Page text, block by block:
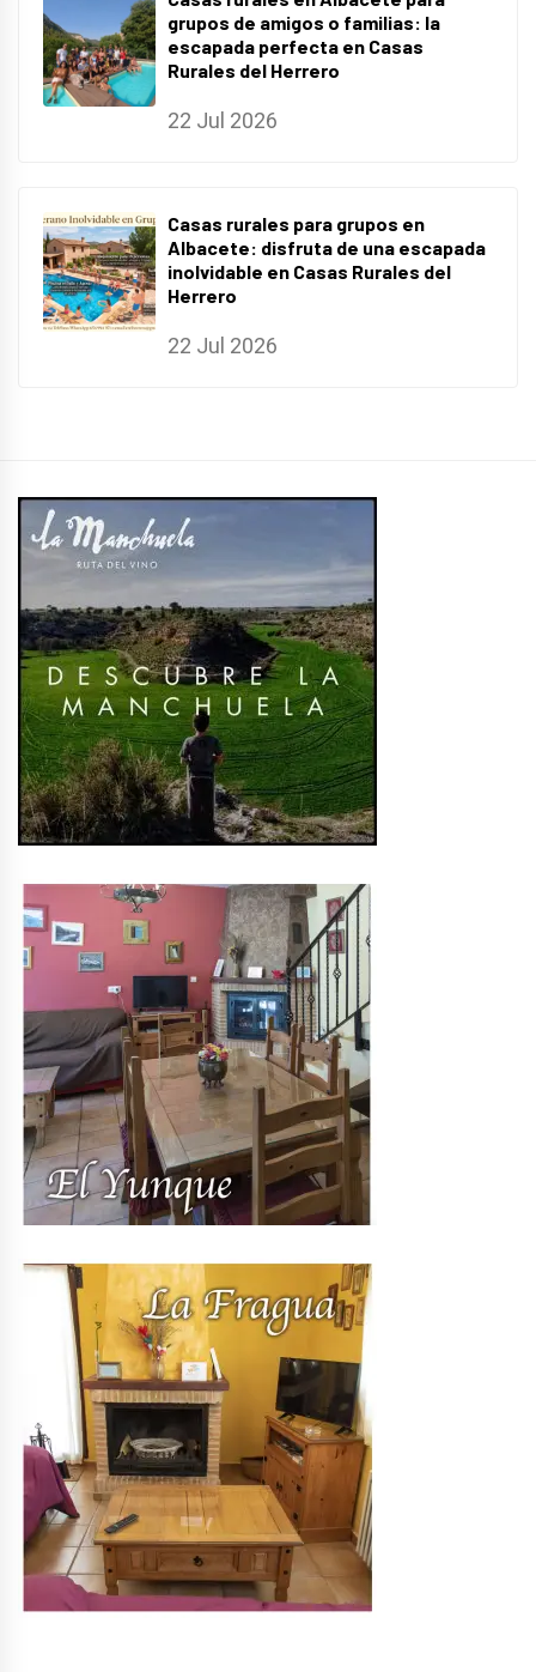
grupos de amigos o familias: la
escapada perfecta en Casas
Rurales del Herrero
22 Jul 2026
Casas rurales para grupos en
Albacete: disfruta de una escapada
inolvidable en Casas Rurales del
Herrero
22 Jul 2026